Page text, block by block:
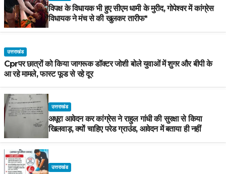
विपक्ष के विधायक भी हुए सीएम धामी के मुरीद, गोपेश्वर में कांग्रेस
विधायक ने मंच से की खुलकर तारीफ*
उत्तराखंड
Cprपर छात्रों को किया जागरूक डॉक्टर जोशी बोले युवाओं में शुगर और बीपी के
आ रहे मामले, फास्ट फूड से रहे दूर
उत्तराखंड
अधूरा आवेदन कर कांग्रेस ने राहुल गांधी की सुरक्षा से किया
खिलवाड़, क्यों चाहिए परेड ग्राउंड, आवेदन में बताया ही नहीं
उत्तराखंड